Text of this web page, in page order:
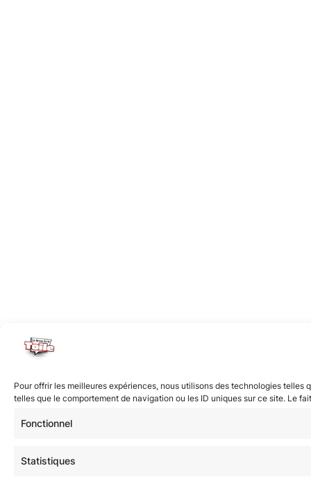
Pour offrir les meilleures expériences, nous utilisons des technologies
telles que le comportement de navigation ou les ID uniques sur ce site. Le
Fonctionnel
Statistiques